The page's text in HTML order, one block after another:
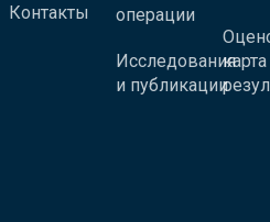
Контакты
операции
Исследования
и публикации
карта